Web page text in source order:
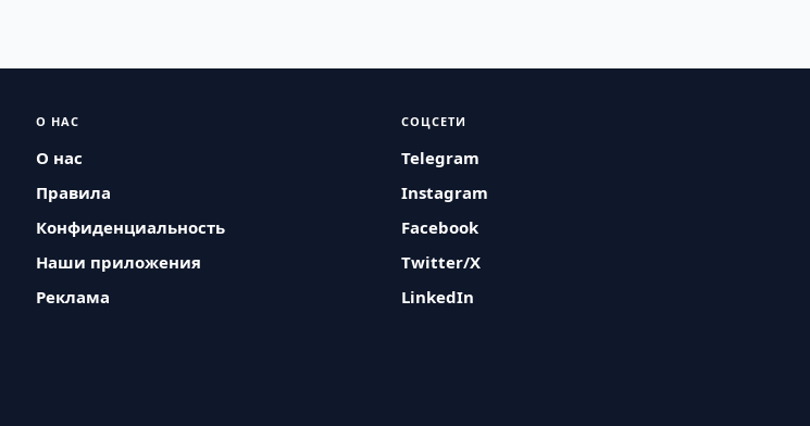
О НАС
О нас
Правила
Конфиденциальность
Наши приложения
Реклама
СОЦСЕТИ
Telegram
Instagram
Facebook
Twitter/X
LinkedIn